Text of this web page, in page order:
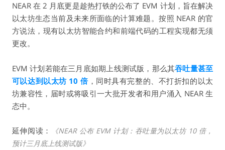
NEAR 在 2 月底更是趁热打铁的公布了 EVM 计划，旨在解决
以太坊生态当前及未来所面临的计算难题。按照 NEAR 的官
方说法，现有以太坊智能合约和前端代码的工程实现都无须
更改。
EVM 计划若能在三月底如期上线测试版，那么其吞吐量甚至
可以达到以太坊 10 倍，同时具有完整的、不打折扣的以太
坊兼容性，届时或将吸引一大批开发者和用户涌入 NEAR 生
态中。
延伸阅读：
《NEAR 公布 EVM 计划：吞吐量为以太坊 10 倍，
预计三月底上线测试版》